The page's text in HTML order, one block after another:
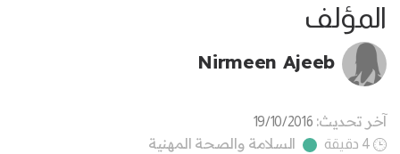
المؤلف
Nirmeen Ajeeb
آخر تحديث: 19/10/2016
4 دقيقة
السلامة والصحة المهنية